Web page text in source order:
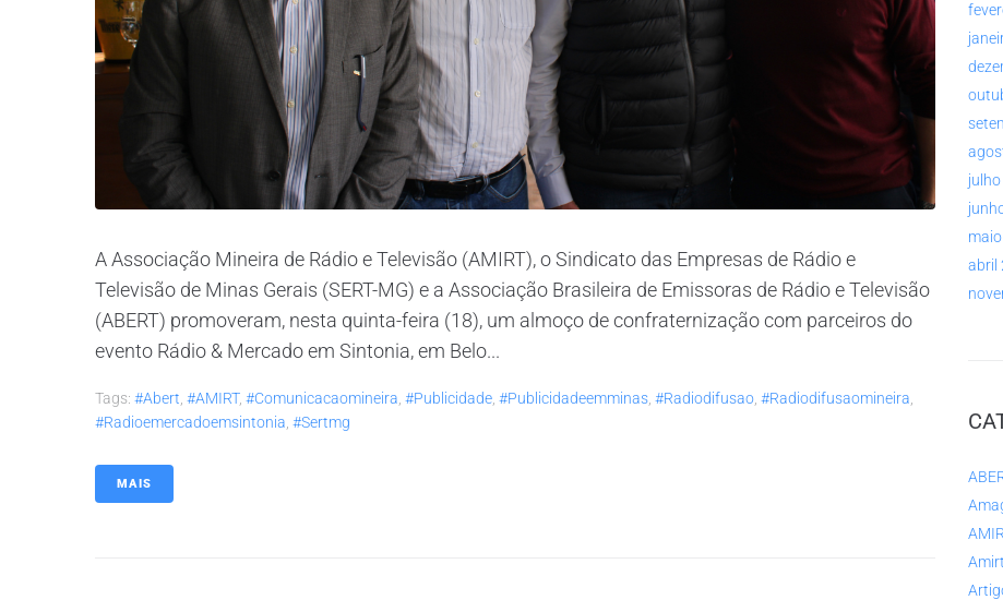
A Associação Mineira de Rádio e Televisão (AMIRT), o Sindicato das Empresas de Rádio e
Televisão de Minas Gerais (SERT-MG) e a Associação Brasileira de Emissoras de Rádio e Televisão
(ABERT) promoveram, nesta quinta-feira (18), um almoço de confraternização com parceiros do
evento Rádio & Mercado em Sintonia, em Belo...
Tags: #abert #AMIRT, #comunicacaomineira #publicidade #publicidadeemminas #radiodifusao #radiodifusaomineira
#radioemercadoemsintonia #sertmg
MAIS
julho
abril